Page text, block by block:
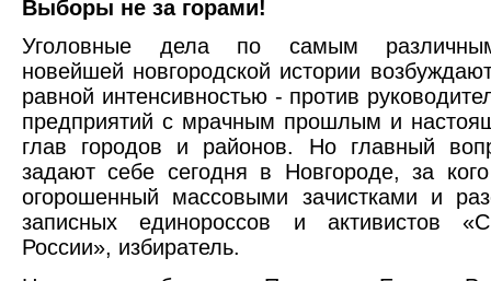
Выборы не за горами!
Уголовные дела по самым
новейшей новгородской истории
равной интенсивностью - против
предприятий с мрачным прошлым и
глав городов и районов. Но главный
задают себе сегодня в Новгороде, за кого
огорошенный массовыми зачистками и
записных единороссов и активистов
России», избиратель.